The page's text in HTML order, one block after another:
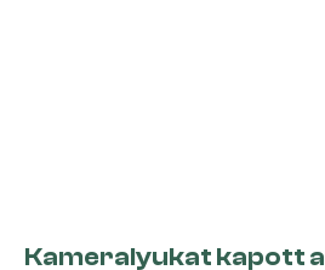
Kameralyukat kapott